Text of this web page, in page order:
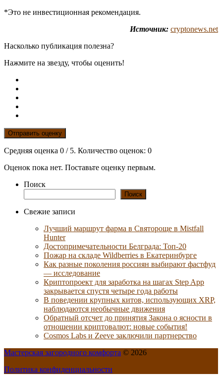
*Это не инвестиционная рекомендация.
Источник: cryptonews.net
Насколько публикация полезна?
Нажмите на звезду, чтобы оценить!
Отправить оценку
Средняя оценка 0 / 5. Количество оценок: 0
Оценок пока нет. Поставьте оценку первым.
Поиск
Поиск
Свежие записи
Лучший маршрут фарма в Святороще в Mistfall
Hunter
Достопримечательности Белграда: Топ-20
Пожар на складе Wildberries в Екатеринбурге
Как разные поколения россиян выбирают фастфуд
— исследование
Криптопроект для заработка на шагах Step App
закрывается спустя четыре года работы
В поведении крупных китов, использующих XRP,
наблюдаются необычные движения
Обратный отсчет до принятия Закона о ясности в
отношении криптовалют: новые события!
Cosmos Labs и Zeeve заключили партнерство
Мастерская загородного комфорта © 2026
Политика конфиденциальности